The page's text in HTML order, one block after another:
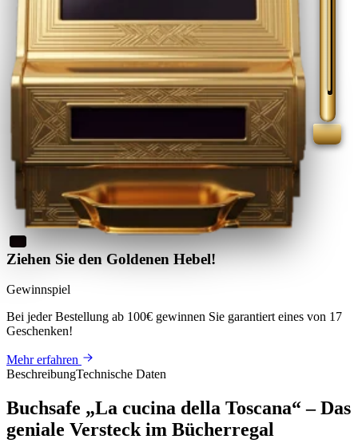
Ziehen Sie den Goldenen Hebel!
Gewinnspiel
Bei jeder Bestellung ab 100€ gewinnen Sie garantiert eines von 17
Geschenken!
Mehr erfahren
BeschreibungTechnische Daten
Buchsafe „La cucina della Toscana“ – Das
geniale Versteck im Bücherregal